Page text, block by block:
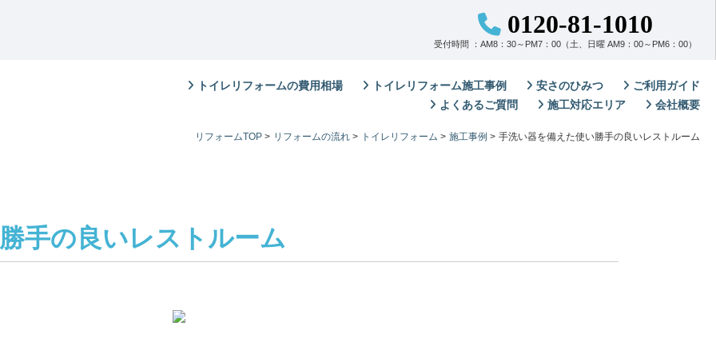
0120-81-1010
受付時間 ：AM8：30～PM7：00（土、日曜 AM9：00～PM6：00）
トイレリフォームの費用相場 トイレリフォーム施工事例 安さのひみつ
ご利用ガイド
よくあるご質問
施工対応エリア 会社概要
リフォームTOP > リフォームの流れ > トイレリフォーム > 施工事例 > 手洗い器を備えた使い勝手の良いレストルーム
手の良いレストルーム